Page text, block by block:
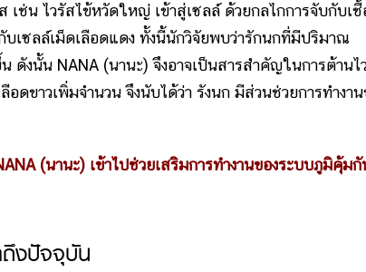
ช่น ไวรัสไข้หวัดใหญ่ เข้าสู่เซลล์ ด้วยกลไกการจับกับเชื้
บเซลล์เม็ดเลือดแดง ทั้งนี้นักวิจัยพบว่ารักนกที่มีปริมาณ
ดังนั้น NANA (นานะ) จึงอาจเป็นสารสำคัญในการต้านไ
ดขาวเพิ่มจำนวน จึงนับได้ว่า รังนก มีส่วนช่วยการทำงาน
(นานะ) เข้าไปช่วยเสริมการทำงานของระบบภูมิคุ้ม
งปัจจุบัน